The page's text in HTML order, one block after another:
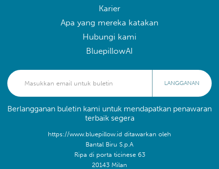
Karier
Apa yang mereka katakan
Hubungi kami
BluepillowAI
LANGGANAN
Berlangganan buletin kami untuk mendapatkan penawaran
terbaik segera
https://www.bluepillow.id ditawarkan oleh
Bantal Biru S.p.A
Ripa di porta ticinese 63
20143 Milan